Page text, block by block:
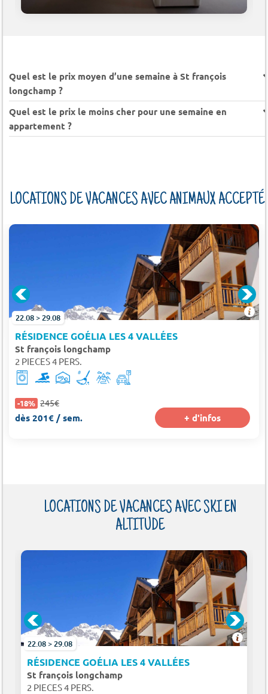
Quel est le prix moyen d’une semaine à St françois
longchamp ?
Quel est le prix le moins cher pour une semaine en
appartement ?
LOCATIONS DE VACANCES AVEC ANIMAUX
22.08 > 29.08
RÉSIDENCE GOÉLIA LES 4 VALLÉES
St françois longchamp
2 PIECES 4 PERS.
-18% 245€
dès 201€ / sem. + d'infos
LOCATIONS DE VACANCES AVEC SKI EN
ALTITUDE
22.08 > 29.08
RÉSIDENCE GOÉLIA LES 4 VALLÉES
St françois longchamp
2 PIECES 4 PERS.